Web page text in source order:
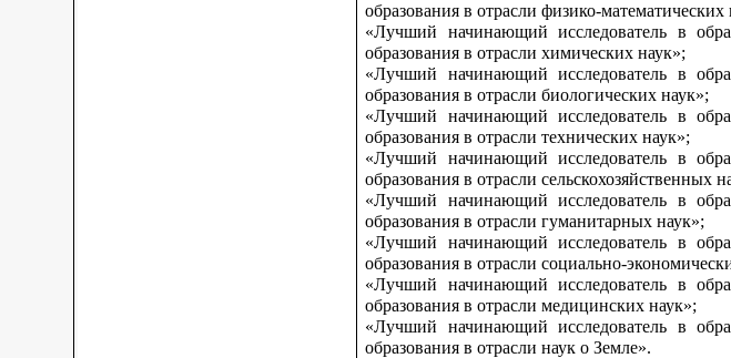
образования в отрасли физико-математических
«Лучший начинающий исследователь в
образования в отрасли химических наук»;
«Лучший начинающий исследователь в
образования в отрасли биологических наук»;
«Лучший начинающий исследователь в
образования в отрасли технических наук»;
«Лучший начинающий исследователь в
образования в отрасли сельскохозяйственных
«Лучший начинающий исследователь в
образования в отрасли гуманитарных наук»;
«Лучший начинающий исследователь в
образования в отрасли социально-
«Лучший начинающий исследователь в
образования в отрасли медицинских наук»;
«Лучший начинающий исследователь в
образования в отрасли наук о Земле».